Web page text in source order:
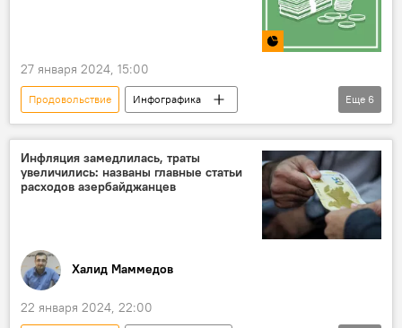
Партнерство
Анна Пак
Экономика
Сельское хозяйство
27 января 2024, 15:00
Продовольствие
Инфографика
Азербайджан
Общество
Экономика
потребительская корзина
Расходы
Население
Еще 6
Инфляция замедлилась, траты
увеличились: названы главные статьи
расходов азербайджанцев
Халид Маммедов
22 января 2024, 22:00